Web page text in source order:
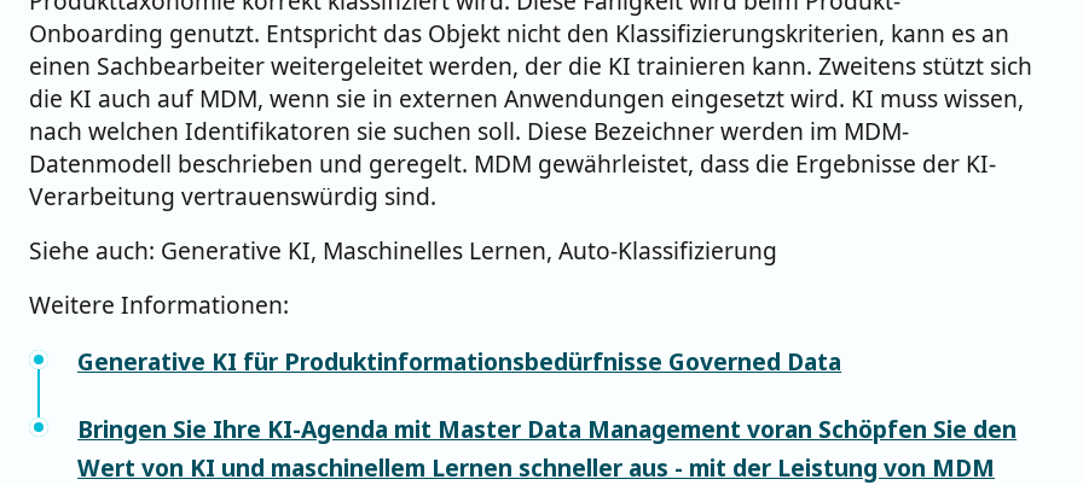
Onboarding genutzt. Entspricht das Objekt nicht den Klassifizierungskriterien, kann es an
einen Sachbearbeiter weitergeleitet werden, der die KI trainieren kann. Zweitens stützt sich
die KI auch auf MDM, wenn sie in externen Anwendungen eingesetzt wird. KI muss wissen,
nach welchen Identifikatoren sie suchen soll. Diese Bezeichner werden im MDM-
Datenmodell beschrieben und geregelt. MDM gewährleistet, dass die Ergebnisse der KI-
Verarbeitung vertrauenswürdig sind.
Siehe auch: Generative KI, Maschinelles Lernen, Auto-Klassifizierung
Weitere Informationen:
Generative KI für Produktinformationsbedürfnisse Governed Data
Bringen Sie Ihre KI-Agenda mit Master Data Management voran Schöpfen Sie den
Wert von KI und maschinellem Lernen schneller aus - mit der Leistung von MDM